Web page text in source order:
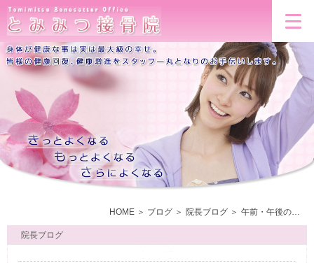
HOME ブログ 院長ブログ 午前・午後のパート・アルバイト募集中 腰の痛みは名古屋市名東区社台 とみみつ接骨院へ
院長ブログ